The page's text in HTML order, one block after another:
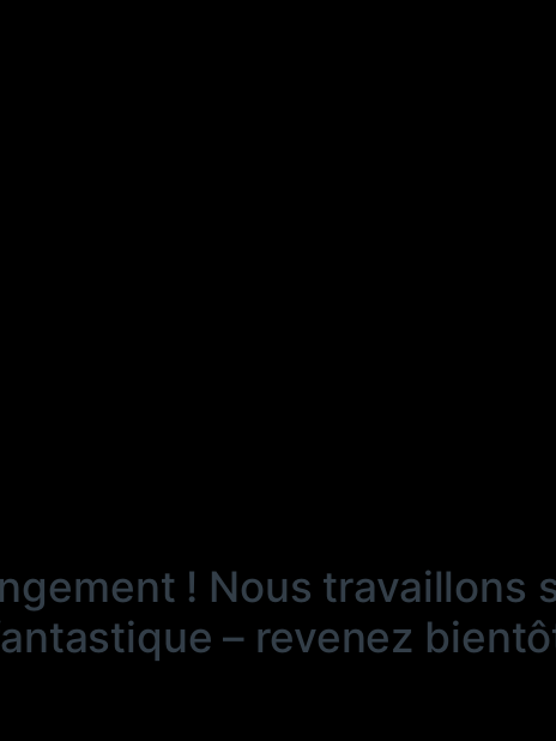
! Nous travaillons
– revenez